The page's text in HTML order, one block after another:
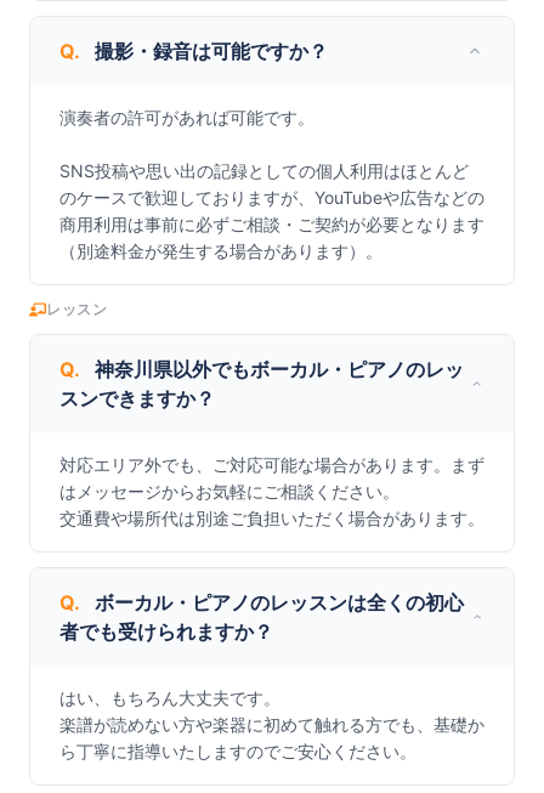
Q. 撮影・録音は可能ですか？
演奏者の許可があれば可能です。
SNS投稿や思い出の記録としての個人利用はほとんど
のケースで歓迎しておりますが、YouTubeや広告などの
商用利用は事前に必ずご相談・ご契約が必要となります
（別途料金が発生する場合があります）。
レッスン
Q.
神奈川県以外でもボーカル・ピアノのレッ
スンできますか？
対応エリア外でも、ご対応可能な場合があります。まず
はメッセージからお気軽にご相談ください。
交通費や場所代は別途ご負担いただく場合があります。
Q.
ボーカル・ピアノのレッスンは全くの初心
者でも受けられますか？
はい、もちろん大丈夫です。
楽譜が読めない方や楽器に初めて触れる方でも、基礎か
ら丁寧に指導いたしますのでご安心ください。